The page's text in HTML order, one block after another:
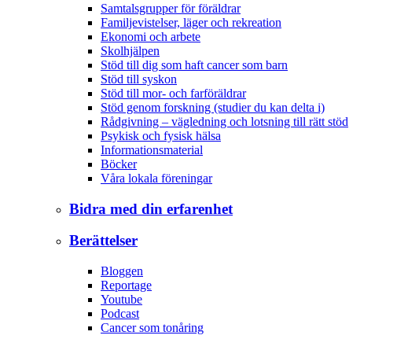
Samtalsgrupper för föräldrar
Familjevistelser, läger och rekreation
Ekonomi och arbete
Skolhjälpen
Stöd till dig som haft cancer som barn
Stöd till syskon
Stöd till mor- och farföräldrar
Stöd genom forskning (studier du kan delta i)
Rådgivning – vägledning och lotsning till rätt stöd
Psykisk och fysisk hälsa
Informationsmaterial
Böcker
Våra lokala föreningar
Bidra med din erfarenhet
Berättelser
Bloggen
Reportage
Youtube
Podcast
Cancer som tonåring